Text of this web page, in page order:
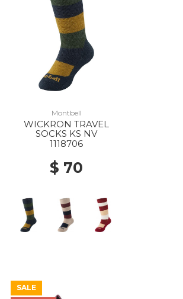
Montbell
WICKRON TRAVEL
SOCKS KS NV
1118706
$ 70
SALE